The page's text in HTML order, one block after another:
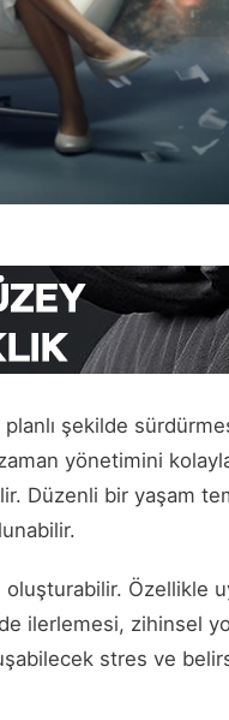
şekilde
yönetimini
Düzenli bir yaşam
Özellikle
ilerlemesi, zihinsel
stres ve